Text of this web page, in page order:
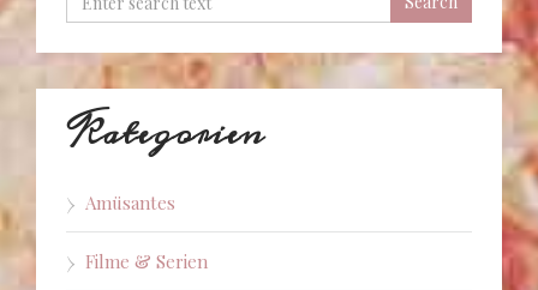
Kategorien
Amüsantes
Filme & Serien